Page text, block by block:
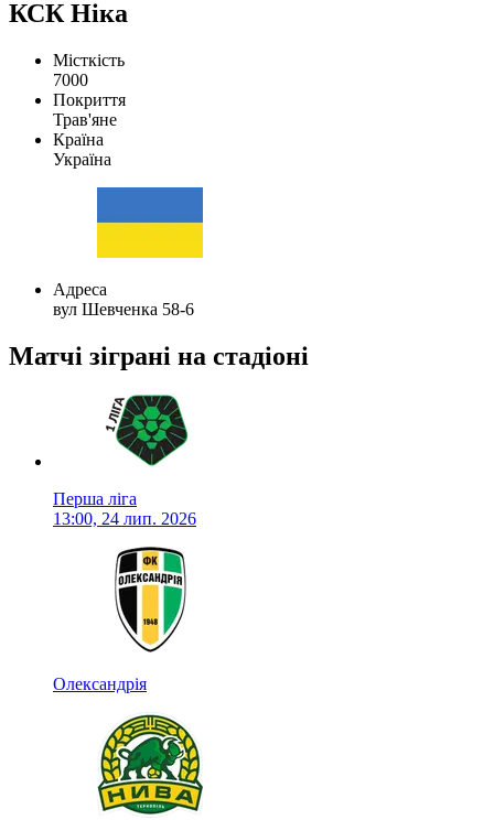
КСК Ніка
Місткість
7000
Покриття
Трав'яне
Країна
Україна
Адреса
вул Шевченка 58-6
Матчі зіграні на стадіоні
Перша ліга
13:00, 24 лип. 2026
Олександрія